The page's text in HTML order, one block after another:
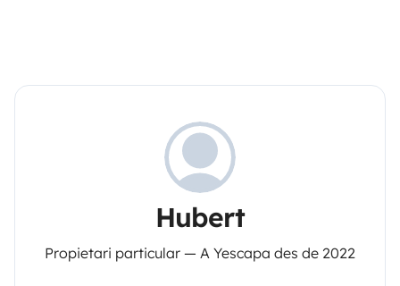
Hubert
Propietari particular — A Yescapa des de 2022